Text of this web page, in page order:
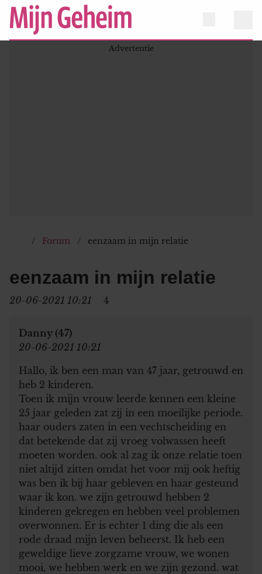
Forum eenzaam in mijn relatie
eenzaam in mijn relatie
20-06-2021 10:21 4
Danny (47)
20-06-2021 10:21
Hallo, ik ben een man van 47 jaar, getrouwd en
heb 2 kinderen.
Toen ik mijn vrouw leerde kennen een kleine
25 jaar geleden zat zij in een moeilijke periode.
haar ouders zaten in een vechtscheiding en
dat betekende dat zij vroeg volwassen heeft
moeten worden. ook al zag ik onze relatie toen
niet altijd zitten omdat het voor mij ook heftig
was ben ik bij haar gebleven en haar gesteund
waar ik kon. we zijn getrouwd hebben 2
kinderen gekregen en hebben veel problemen
overwonnen. Er is echter 1 ding die als een
rode draad mijn leven beheerst. Ik heb een
geweldige lieve zorgzame vrouw, we wonen
mooi, we hebben werk en we zijn gezond. wat